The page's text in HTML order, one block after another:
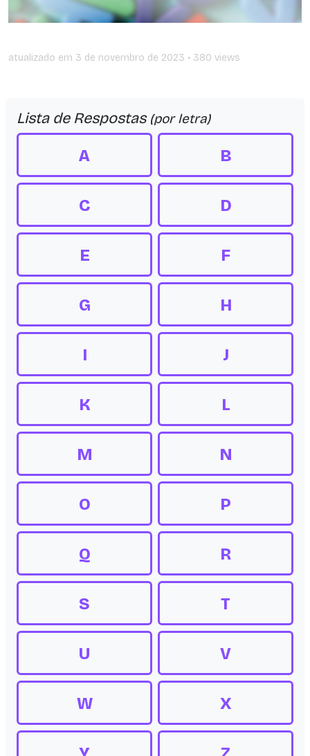
atualizado em 3 de novembro de 2023 • 380 views
Lista de Respostas (por letra)
A B
C D
E F
G H
I J
K L
M N
O P
Q R
S T
U V
W X